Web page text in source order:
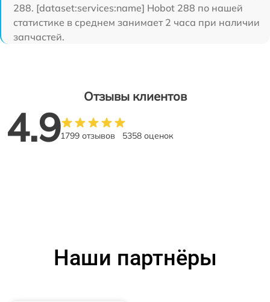
288. [dataset:services:name] Hobot 288 по нашей
статистике в среднем занимает 2 часа при наличии
запчастей.
Отзывы клиентов
4.91799 отзывов 5358 оценок
Наши партнёры